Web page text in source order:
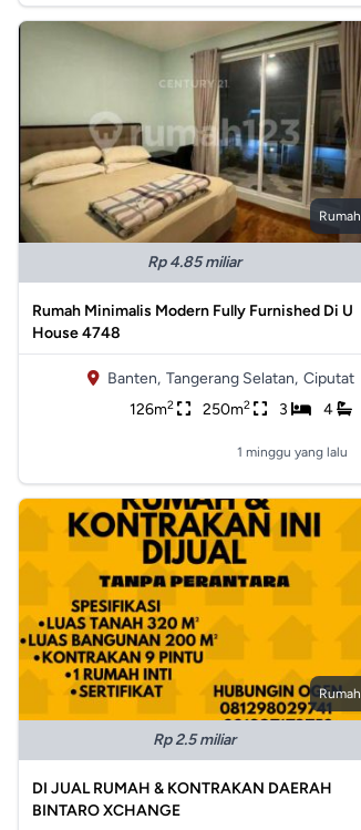
Rumah
Rp 4.85 miliar
Rumah Minimalis Modern Fully Furnished Di U
House 4748
Banten, Tangerang Selatan, Ciputat
126m2 250m2 3 4
1 minggu yang lalu
Rumah
Rp 2.5 miliar
DI JUAL RUMAH & KONTRAKAN DAERAH
BINTARO XCHANGE